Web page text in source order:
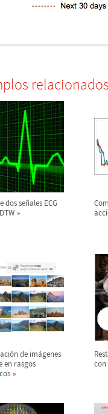
dos señales ECG
ón de imágenes
en rasgos
con